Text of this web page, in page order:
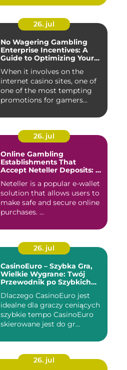
26. jul
No Wagering Gambling
Enterprise Incentives: A
Guide to Optimizing Your
When it involves on the
internet casino sites, one of
one of the most tempting
promotions for gamers...
26. jul
Online Gambling
Establishments That
Accept Neteller Deposits: A
Neteller is a popular e-wallet
solution that allows users to
make safe and secure online
purchases. ...
26. jul
CasinoEuro – Szybka Gra,
Wielkie Wygrane: Twój
Przewodnik po Szybkich
Dlaczego CasinoEuro jest
idealne dla graczy ceniących
szybkie tempo CasinoEuro
skierowane jest do gr...
26. jul